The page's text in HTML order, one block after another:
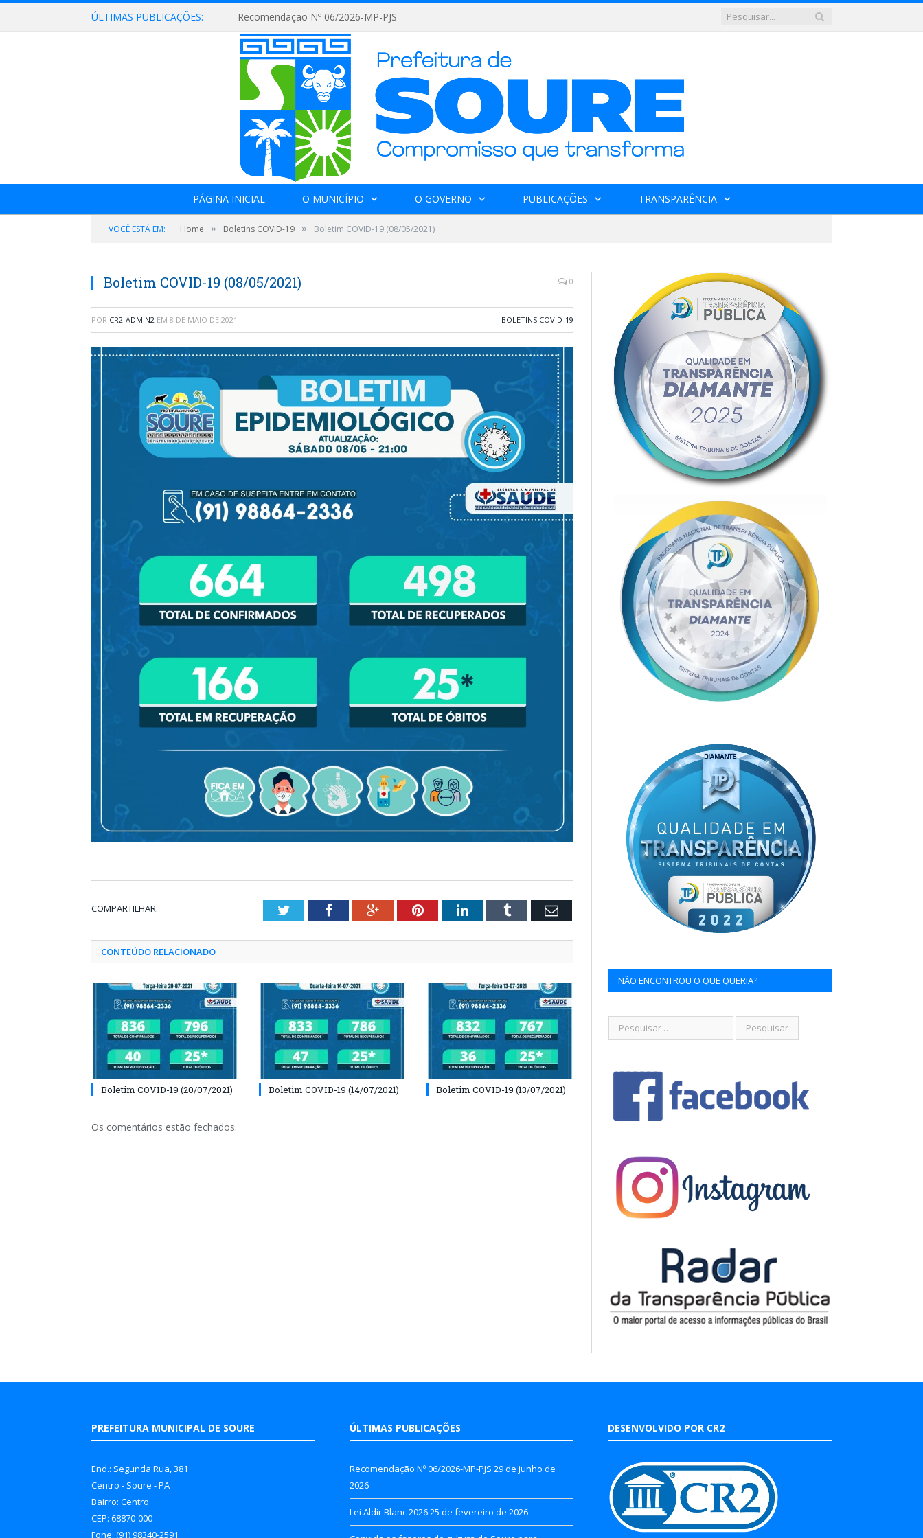
ÚLTIMAS PUBLICAÇÕES: Recomendação Nº 06/2026-MP-PJS
PÁGINA INICIAL O MUNICÍPIO O GOVERNO PUBLICAÇÕES TRANSPARÊNCIA
VOCÊ ESTÁ EM: Home » Boletins COVID-19 » Boletim COVID-19 (08/05/2021)
Boletim COVID-19 (08/05/2021) 0
POR CR2-ADMIN2 EM 8 DE MAIO DE 2021 BOLETINS COVID-19
COMPARTILHAR: TwitterFacebookGoogle+PinterestLinkedInTumblr Email
CONTEÚDO RELACIONADO
Boletim COVID-19 (20/07/2021) Boletim COVID-19 (14/07/2021) Boletim COVID-19 (13/07/2021)
Os comentários estão fechados.
NÃO ENCONTROU O QUE QUERIA?
PREFEITURA MUNICIPAL DE SOURE
End.: Segunda Rua, 381
Centro - Soure - PA
Bairro: Centro
CEP: 68870-000
Fone: (91) 98340-2591
ÚLTIMAS PUBLICAÇÕES
Recomendação Nº 06/2026-MP-PJS 29 de junho de
2026
Lei Aldir Blanc 202625 de fevereiro de 2026
DESENVOLVIDO POR CR2